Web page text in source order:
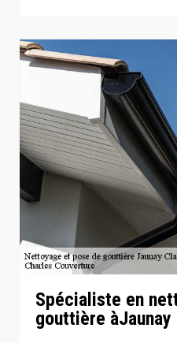
Spécialiste en
gouttière àJaunay